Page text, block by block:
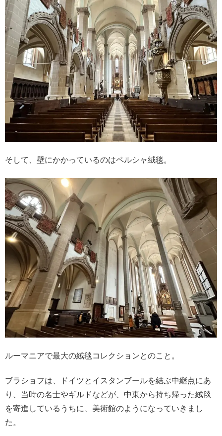
そして、壁にかかっているのはペルシャ絨毯。
ルーマニアで最大の絨毯コレクションとのこと。
ブラショフは、ドイツとイスタンブールを結ぶ中継点にあ
り、当時の名士やギルドなどが、中東から持ち帰った絨毯
を寄進しているうちに、美術館のようになっていきまし
た。